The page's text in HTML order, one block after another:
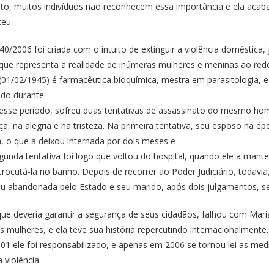
muitos indivíduos não reconhecem essa importância e ela
foi criada com o intuito de extinguir a violência doméstica,
representa a realidade de inúmeras mulheres e meninas ao
02/1945) é farmacêutica bioquímica, mestra em parasitologia,
durante
período, sofreu duas tentativas de assassinato do mesmo
na alegria e na tristeza. Na primeira tentativa, seu esposo na
o que a deixou internada por dois meses e
tentativa foi logo que voltou do hospital, quando ele a
la no banho. Depois de recorrer ao Poder Judiciário,
abandonada pelo Estado e seu marido, após dois julgamentos,
garantir a segurança de seus cidadãos, falhou com
mulheres, e ela teve sua história repercutindo
ele foi responsabilizado, e apenas em 2006 se tornou lei as
violência